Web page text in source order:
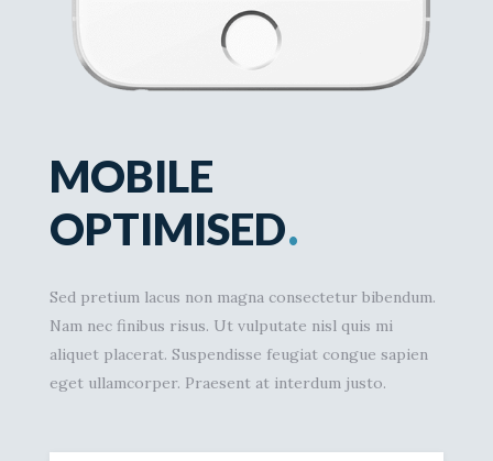
MOBILE
OPTIMISED.
Sed pretium lacus non magna consectetur bibendum.
Nam nec finibus risus. Ut vulputate nisl quis mi
aliquet placerat. Suspendisse feugiat congue sapien
eget ullamcorper. Praesent at interdum justo.